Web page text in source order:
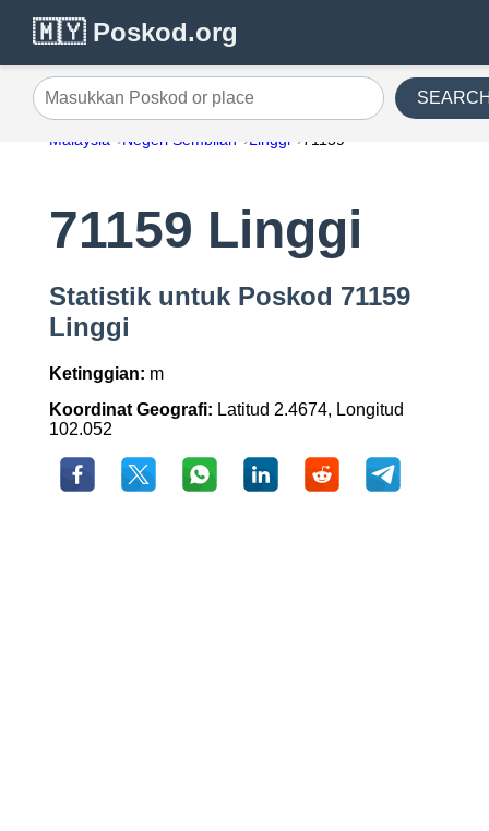
🇲🇾 Poskod.org
Masukkan Poskod or place
Malaysia Negeri Sembilan Linggi 71159
71159 Linggi
Statistik untuk Poskod 71159
Linggi
Ketinggian: m
Koordinat Geografi: Latitud 2.4674, Longitud
102.052